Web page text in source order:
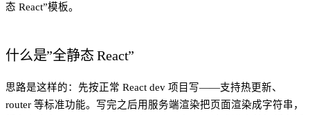
态 React”模板。
什么是”全静态 React”
思路是这样的：先按正常 React dev 项目写——支持热更新、
router 等标准功能。写完之后用服务端渲染把页面渲染成字符串，